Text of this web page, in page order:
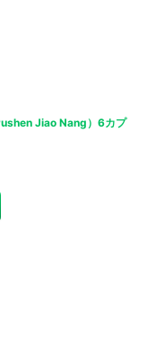
Jiao Nang）6カプ